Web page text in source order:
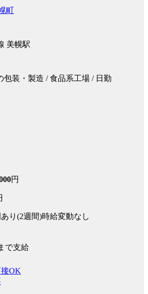
町
美幌駅
包装・製造 / 食品系工場 / 日勤
円
り(2週間)時給変動なし
で支給
OK